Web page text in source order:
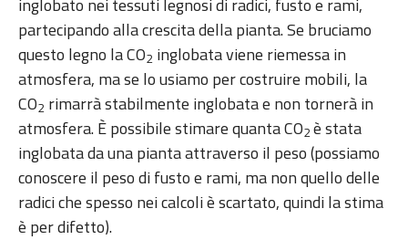
partecipando alla crescita della pianta. Se bruciamo
questo legno la CO2 inglobata viene riemessa in
atmosfera, ma se lo usiamo per costruire mobili, la
CO2 rimarrà stabilmente inglobata e non tornerà in
atmosfera. È possibile stimare quanta CO2è stata
inglobata da una pianta attraverso il peso (possiamo
conoscere il peso di fusto e rami, ma non quello delle
radici che spesso nei calcoli è scartato, quindi la stima
è per difetto).